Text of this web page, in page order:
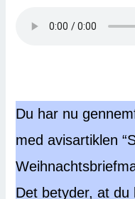
Du har nu
med avisartiklen
Det betyder, at du